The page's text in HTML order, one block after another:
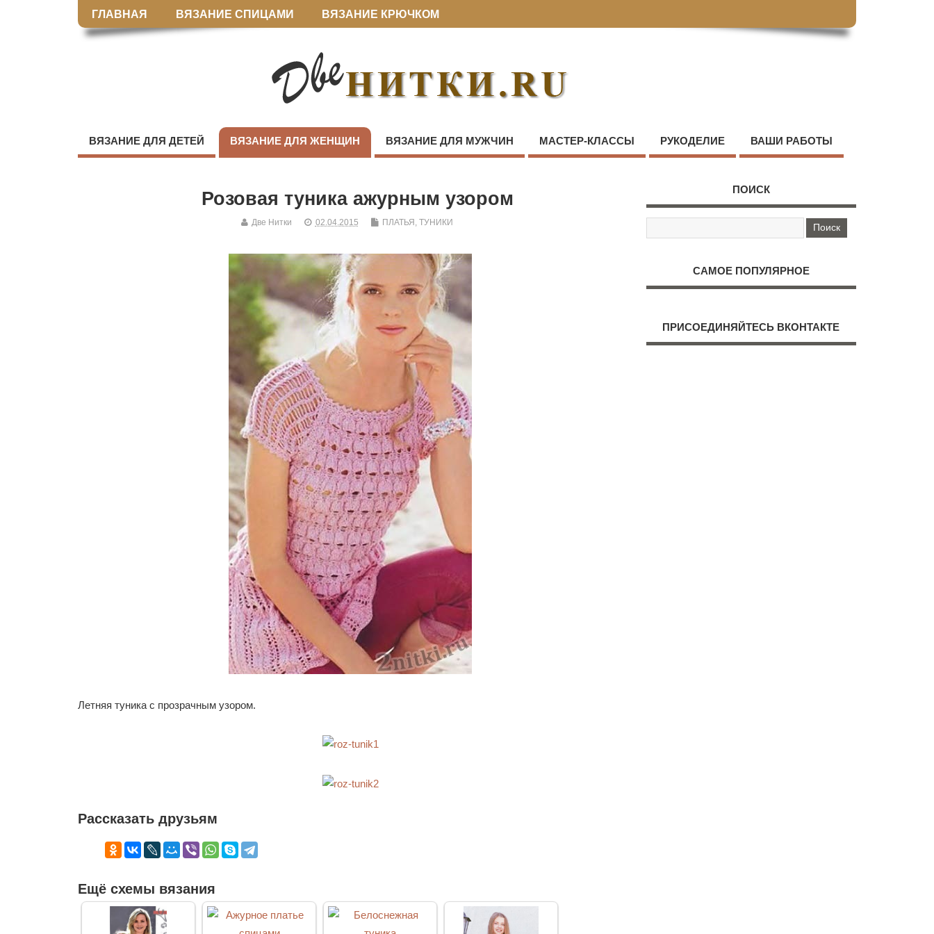
ГЛАВНАЯ ВЯЗАНИЕ СПИЦАМИ ВЯЗАНИЕ КРЮЧКОМ
ВЯЗАНИЕ ДЛЯ ДЕТЕЙ ВЯЗАНИЕ ДЛЯ ЖЕНЩИН ВЯЗАНИЕ ДЛЯ МУЖЧИН МАСТЕР-КЛАССЫ РУКОДЕЛИЕ ВАШИ РАБОТЫ
Розовая туника ажурным узором
Две Нитки 02.04.2015 ПЛАТЬЯ, ТУНИКИ
Летняя туника с прозрачным узором.
Рассказать друзьям
Ещё схемы вязания
ПОИСК
САМОЕ ПОПУЛЯРНОЕ
ПРИСОЕДИНЯЙТЕСЬ ВКОНТАКТЕ